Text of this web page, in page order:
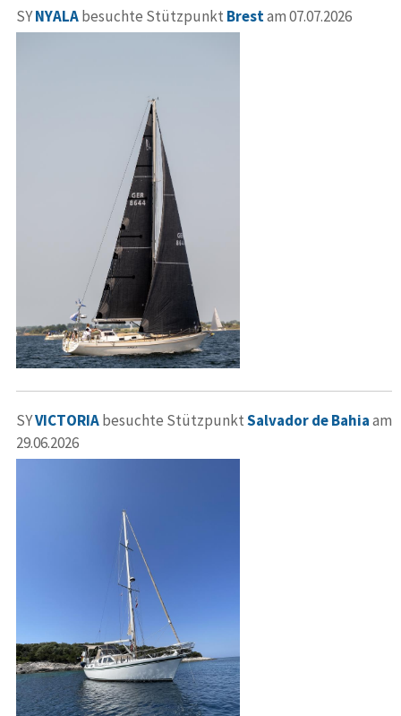
SYNYALAbesuchte Stützpunkt Brestam 07.07.2026
SYVICTORIAbesuchte StützpunktSalvador de Bahiaam
29.06.2026